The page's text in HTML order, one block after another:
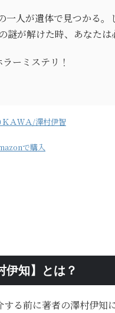
一人が遺体で見つかる
が解けた時、あなたは
ーミステリ！
ＡＷＡ/澤村伊智
で購入
伊知】とは？
する前に著者の澤村伊知